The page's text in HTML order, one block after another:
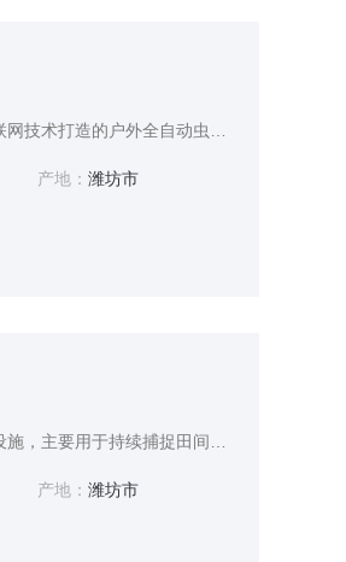
产地：潍坊市
产地：潍坊市